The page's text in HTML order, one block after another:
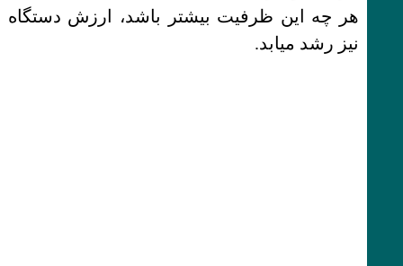
هر چه این ظرفیت بیشتر باشد، ارزش دستگاه
نیز رشد میابد.